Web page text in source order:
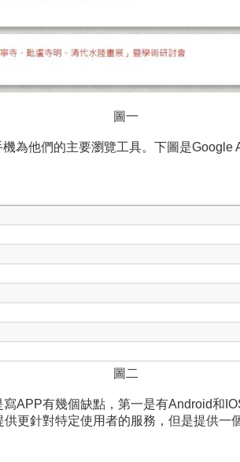
圖一
為他們的主要瀏覽工具。下圖是
圖二
APP有幾個缺點，第一是有Android和
更針對特定使用者的服務，但是提供